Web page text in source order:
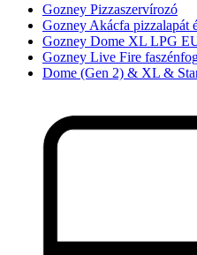
Gozney Pizzaszervírozó
Gozney Akácfa pizzalapát
Gozney Dome XL LPG
Gozney Live Fire
Dome (Gen 2) & XL &